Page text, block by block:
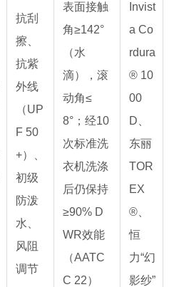
抗刮
擦、
抗紫
外线
（UP
F 50
+）、
初级
防泼
水、
风阻
调节
表面接触
角≥142°
（水
滴），滚
动角≤
8°；经10
次标准洗
衣机洗涤
后仍保持
≥90% D
WR效能
（AATC
C 22）
Invist
a Co
rdura
® 10
00
D、
东丽
TOR
EX
®、
恒
力“幻
影纱”